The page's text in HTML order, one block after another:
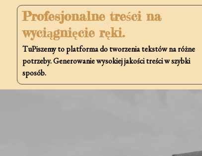
content
Profesjonalne treści na
wyciągnięcie ręki.
TuPiszemy to platforma do tworzenia tekstów na różne
potrzeby. Generowanie wysokiej jakości treści w szybki
sposób.